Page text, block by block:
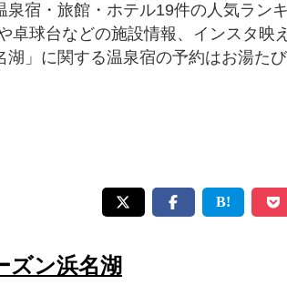
泉宿・旅館・ホテル19件の人気ラン
卓球台などの施設情報、インスタ映
」に関する温泉宿の予約はお湯たび
ン浜名湖